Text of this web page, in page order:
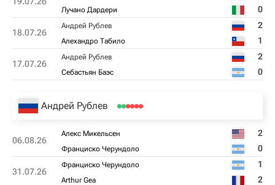
Лучано Дардери 0
18.07.26
Андрей Рублев 2
Алехандро Табило 1
17.07.26
Андрей Рублев 2
Себастьян Баэс 0
Андрей Рублев
06.08.26
Алекс Микельсен 2
Франциско Черундоло 0
31.07.26
Франциско Черундоло 1
Arthur Gea 2